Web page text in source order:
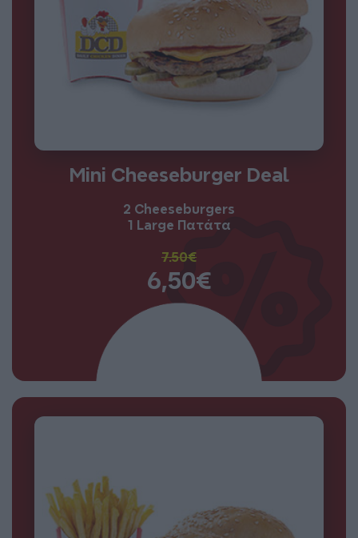
Μini Cheeseburger Deal
2 Cheeseburgers
1 Large Πατάτα
7.50€
6,50€